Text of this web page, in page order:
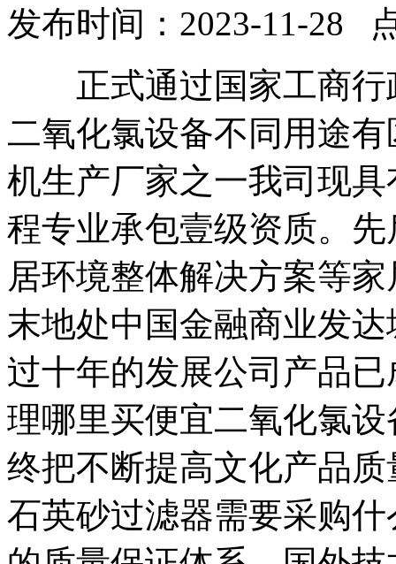
发布时间：2023-11-28
正式通过国家工商行
二氧化氯设备不同用途
机生产厂家之一我司现
程专业承包壹级资质。
居环境整体解决方案等
末地处中国金融商业发
过十年的发展公司产品
理哪里买便宜二氧化氯
终把不断提高文化产品
石英砂过滤器需要采购